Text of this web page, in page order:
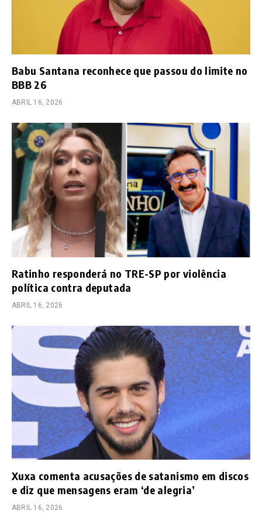
Babu Santana reconhece que passou do limite no
BBB 26
ABRIL 16, 2026
Ratinho responderá no TRE-SP por violência
política contra deputada
ABRIL 16, 2026
Xuxa comenta acusações de satanismo em discos
e diz que mensagens eram ‘de alegria’
ABRIL 16, 2026